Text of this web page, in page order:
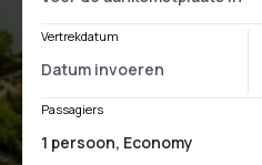
Vertrekdatum
Passagiers